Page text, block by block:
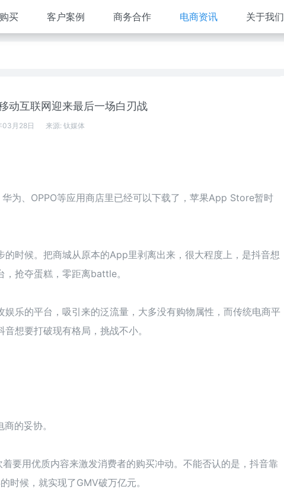
买 客户案例 商务合作 电商资讯 关于我们
动互联网迎来最后一场白刃战
03月28日 来源: 钛媒体
为、OPPO等应用商店里已经可以下载了，苹果App Store暂时
时候。把商城从原本的App里剥离出来，很大程度上，是抖音想
抢夺蛋糕，零距离battle。
乐的平台，吸引来的泛流量，大多没有购物属性，而传统电商平
想要打破现有格局，挑战不小。
的妥协。
要用优质内容来激发消费者的购买冲动。不能否认的是，抖音靠
时候，就实现了GMV破万亿元。